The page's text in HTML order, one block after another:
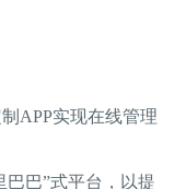
APP实现在线管理
巴”式平台，以提